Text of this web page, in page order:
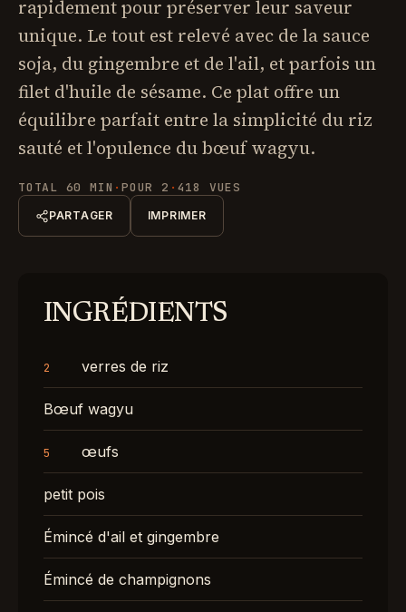
rapidement pour préserver leur saveur
unique. Le tout est relevé avec de la sauce
soja, du gingembre et de l'ail, et parfois un
filet d'huile de sésame. Ce plat offre un
équilibre parfait entre la simplicité du riz
sauté et l'opulence du bœuf wagyu.
TOTAL 60 MIN ·POUR 2 · 418 VUES
PARTAGER IMPRIMER
INGRÉDIENTS
2 verres de riz
Bœuf wagyu
5 œufs
petit pois
Émincé d'ail et gingembre
Émincé de champignons